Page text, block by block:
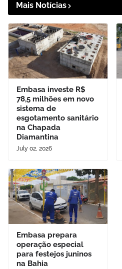
Mais Notícias
Embasa investe R$
78,5 milhões em novo
sistema de
esgotamento sanitário
na Chapada
Diamantina
July 02, 2026
Embasa prepara
operação especial
para festejos juninos
na Bahia